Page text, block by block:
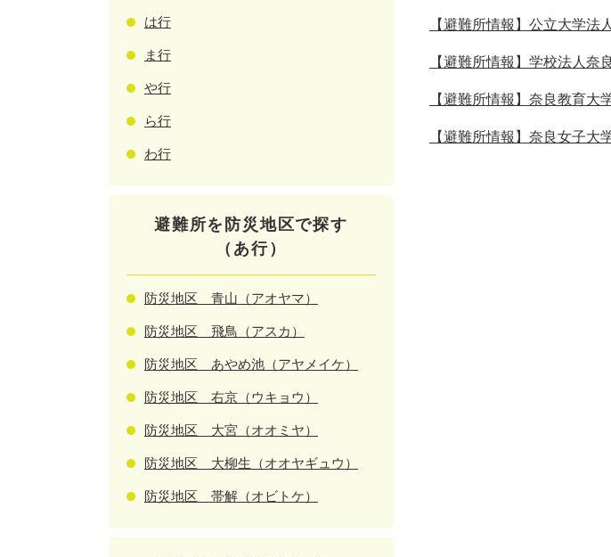
【避難所情報】公立大学
【避難所情報】学校法人奈
【避難所情報】奈良教育大
【避難所情報】奈良女子大
は行
ま行
や行
ら行
わ行
避難所を防災地区で探す
（あ行）
防災地区 青山（アオヤマ）
防災地区 飛鳥（アスカ）
防災地区 あやめ池（アヤメイケ）
防災地区 右京（ウキョウ）
防災地区 大宮（オオミヤ）
防災地区 大柳生（オオヤギュウ）
防災地区 帯解（オビトケ）